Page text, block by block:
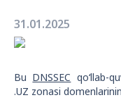
31.01.2025
Bu DNSSEC qo‘llab-
.UZ zonasi